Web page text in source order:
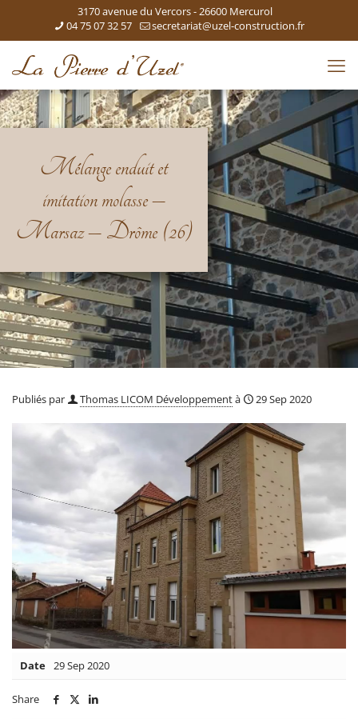
3170 avenue du Vercors - 26600 Mercurol
04 75 07 32 57
secretariat@uzel-construction.fr
Mélange enduit et
imitation molasse –
Marsaz – Drôme (26)
Publiés par Thomas LICOM Développementà 29 Sep 2020
Date 29 Sep 2020
Share